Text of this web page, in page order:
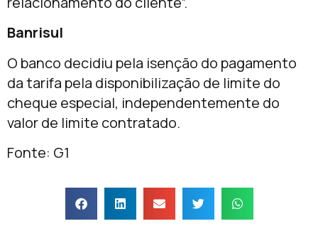
Banrisul
O banco decidiu pela isenção do pagamento
da tarifa pela disponibilização de limite do
cheque especial, independentemente do
valor de limite contratado.
Fonte: G1